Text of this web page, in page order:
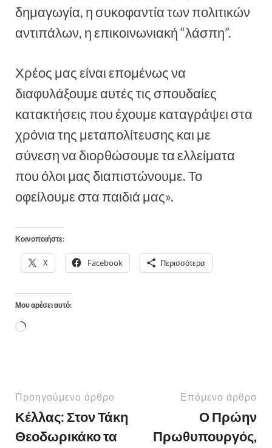
δημαγωγία, η συκοφαντία των πολιτικών
αντιπάλων, η επικοινωνιακή “λάσπη”.
Χρέος μας είναι επομένως να
διαφυλάξουμε αυτές τις σπουδαίες
κατακτήσεις που έχουμε καταγράψει στα
χρόνια της μεταπολίτευσης και με
σύνεση να διορθώσουμε τα ελλείματα
που όλοι μας διαπιστώνουμε. Το
οφείλουμε στα παιδιά μας».
Κοινοποιήστε:
X Facebook Περισσότερα
Μου αρέσει αυτό:
Προηγούμενο άρθρο
Κέλλας: Στον Τάκη
Θεοδωρικάκο τα
Επόμενο άρθρο
Ο Πρώην
Πρωθυπουργός,